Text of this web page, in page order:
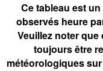
Ce tableau est
observés heure
Veuillez noter
toujours être
météorologiques